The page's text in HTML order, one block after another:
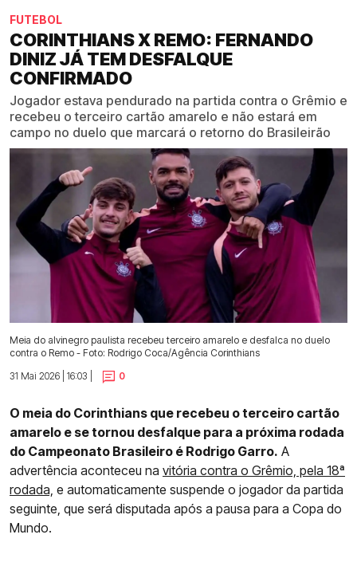
FUTEBOL
CORINTHIANS X REMO: FERNANDO
DINIZ JÁ TEM DESFALQUE
CONFIRMADO
Jogador estava pendurado na partida contra o Grêmio e
recebeu o terceiro cartão amarelo e não estará em
campo no duelo que marcará o retorno do Brasileirão
Meia do alvinegro paulista recebeu terceiro amarelo e desfalca no duelo
contra o Remo - Foto: Rodrigo Coca/Agência Corinthians
31 Mai 2026 | 16:03 |
0
O meia do Corinthians que recebeu o terceiro cartão
amarelo e se tornou desfalque para a próxima rodada
do Campeonato Brasileiro é Rodrigo Garro. A
advertência aconteceu na vitória contra o Grêmio, pela 18ª
rodada, e automaticamente suspende o jogador da partida
seguinte, que será disputada após a pausa para a Copa do
Mundo.